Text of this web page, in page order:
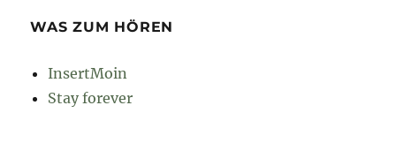
WAS ZUM HÖREN
InsertMoin
Stay forever